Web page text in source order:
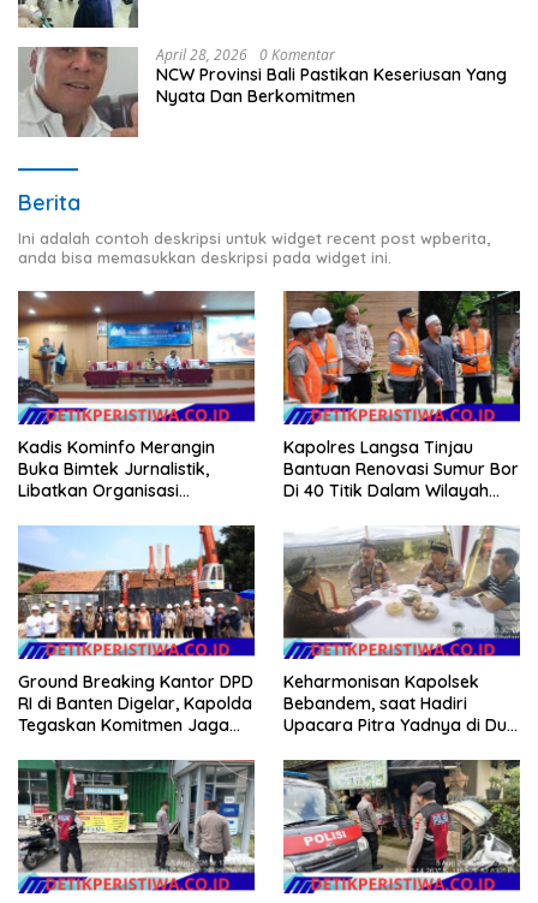
April 28, 2026 0 Komentar
NCW Provinsi Bali Pastikan Keseriusan Yang
Nyata Dan Berkomitmen
Berita
Ini adalah contoh deskripsi untuk widget recent post wpberita,
anda bisa memasukkan deskripsi pada widget ini.
Kadis Kominfo Merangin
Buka Bimtek Jurnalistik,
Libatkan Organisasi
Kapolres Langsa Tinjau
Bantuan Renovasi Sumur Bor
Di 40 Titik Dalam Wilayah
Ground Breaking Kantor DPD
RI di Banten Digelar, Kapolda
Tegaskan Komitmen Jaga
Keharmonisan Kapolsek
Bebandem, saat Hadiri
Upacara Pitra Yadnya di Dua